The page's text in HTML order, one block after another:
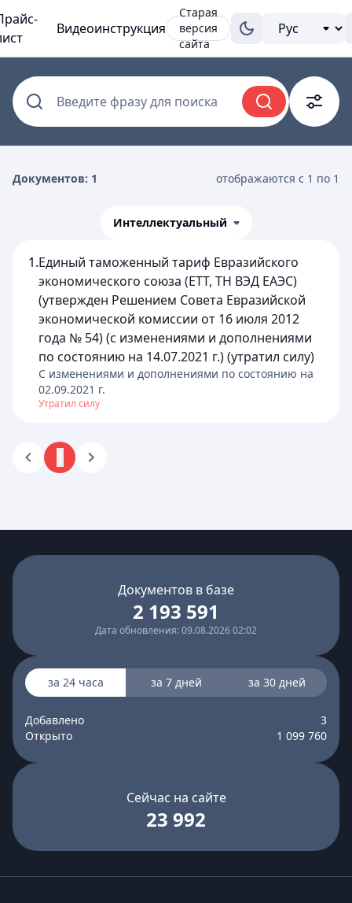
Видеоинструкция
Старая
версия
сайта
Введите фразу для поиска
Документов: 1 отображаются с 1 по 1
Интеллектуальный
1.Единый таможенный тариф Евразийского
экономического союза (ЕТТ, ТН ВЭД ЕАЭС)
(утвержден Решением Совета Евразийской
экономической комиссии от 16 июля 2012
года № 54) (с изменениями и дополнениями
по состоянию на 14.07.2021 г.) (утратил силу)
C изменениями и дополнениями по состоянию на
02.09.2021 г.
Утратил силу
Документов в базе
2 193 591
Дата обновления: 09.08.2026 02:02
за 24 часа за 7 дней за 30 дней
Добавлено
3
Открыто
1 099 760
Сейчас на сайте
23 992